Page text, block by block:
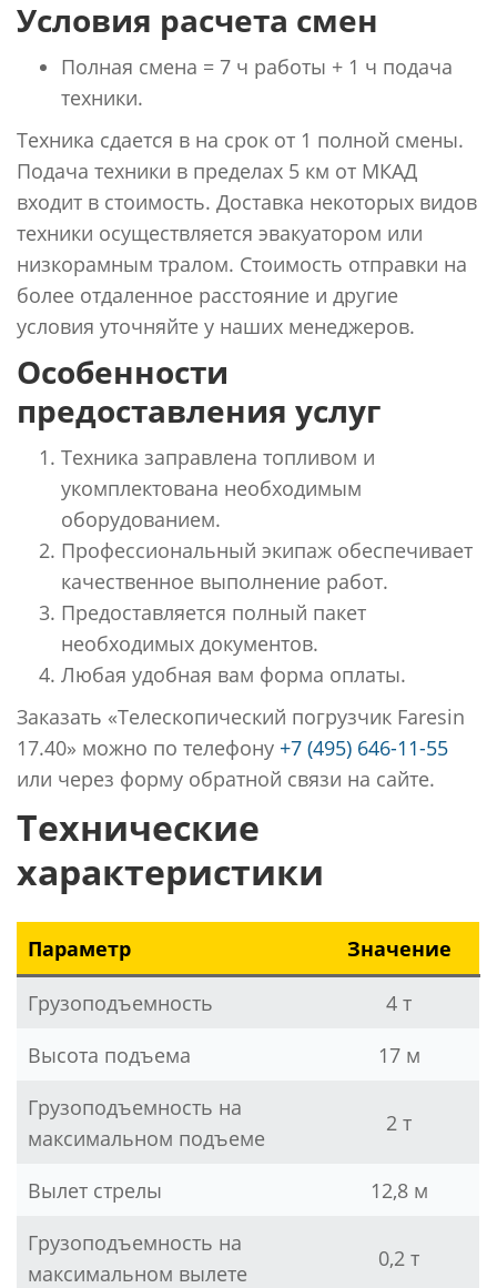
Условия расчета смен
Полная смена = 7 ч работы + 1 ч подача
техники.
Техника сдается в на срок от 1 полной смены.
Подача техники в пределах 5 км от МКАД
входит в стоимость. Доставка некоторых видов
техники осуществляется эвакуатором или
низкорамным тралом. Стоимость отправки на
более отдаленное расстояние и другие
условия уточняйте у наших менеджеров.
Особенности
предоставления услуг
Техника заправлена топливом и
укомплектована необходимым
оборудованием.
Профессиональный экипаж обеспечивает
качественное выполнение работ.
Предоставляется полный пакет
необходимых документов.
Любая удобная вам форма оплаты.
Заказать «Телескопический погрузчик Faresin
17.40» можно по телефону +7 (495) 646-11-55
или через форму обратной связи на сайте.
Технические
характеристики
Параметр Значение
Грузоподъемность
4 т
Высота подъема
17 м
Грузоподъемность на
максимальном подъеме
2 т
Вылет стрелы
12,8 м
Грузоподъемность на
максимальном вылете
0,2 т